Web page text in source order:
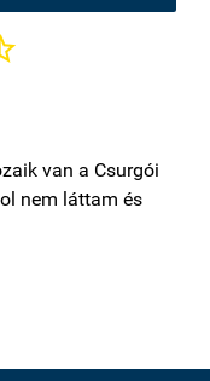
van a Csurgói
nem láttam és